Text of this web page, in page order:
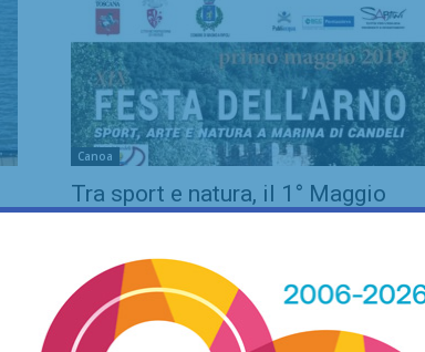
Canoa
Tra sport e natura, il 1° Maggio
torna la Festa dell’Arno a...
CANDELI (BAGNO A RIPOLI) - Come ogni anno, il Primo
Maggio è il giorno di una grande festa tra sport e
natura a Marina di...